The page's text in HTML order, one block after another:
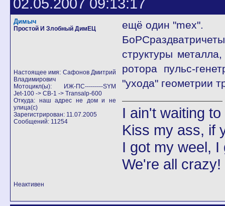
Димыч
Простой И Злобный ДимЕЦ
Настоящее имя: Сафонов Дмитрий
Владимирович
Мотоцикл(ы): ИЖ-ПС---------SYM
Jet-100 -> CB-1 -> Transalp-600
Откуда: наш адрес не дом и не
улица(с)
Зарегистрирован: 11.07.2005
Сообщений: 11254
ещё один "mex".
структуры
ротора пульс-
"ухода" геометрии
I ain't waiting
Kiss my ass, if
I got my weel,
We're all
Неактивен